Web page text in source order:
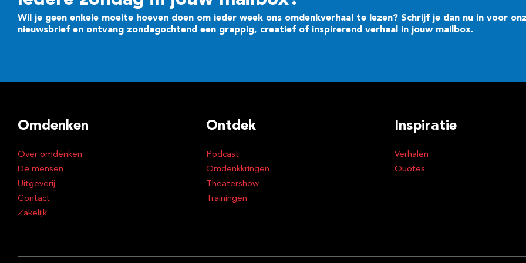
Wil je geen enkele moeite hoeven doen om ieder week ons omdenkverhaal te lezen? Schrijf je dan nu in voor
nieuwsbrief en ontvang zondagochtend een grappig, creatief of inspirerend verhaal in jouw mailbox.
Omdenken
Over omdenken
De mensen
Uitgeverij
Contact
Zakelijk
Ontdek
Podcast
Omdenkkringen
Theatershow
Trainingen
Inspiratie
Verhalen
Quotes